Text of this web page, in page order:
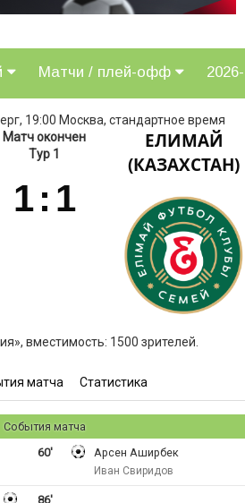
Матчи / плей-офф
19:00 Москва, стандартное время
Матч окончен
Тур 1
1: 1
ЕЛИМАЙ
(КАЗАХСТАН)
вместимость: 1500 зрителей.
матча Статистика
События матча
60'
Арсен Аширбек
Иван Свиридов
86'